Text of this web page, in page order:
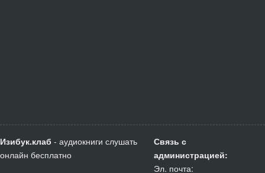
Изибук.клаб - аудиокниги слушать
онлайн бесплатно
Связь с
администрацией:
Эл. почта: